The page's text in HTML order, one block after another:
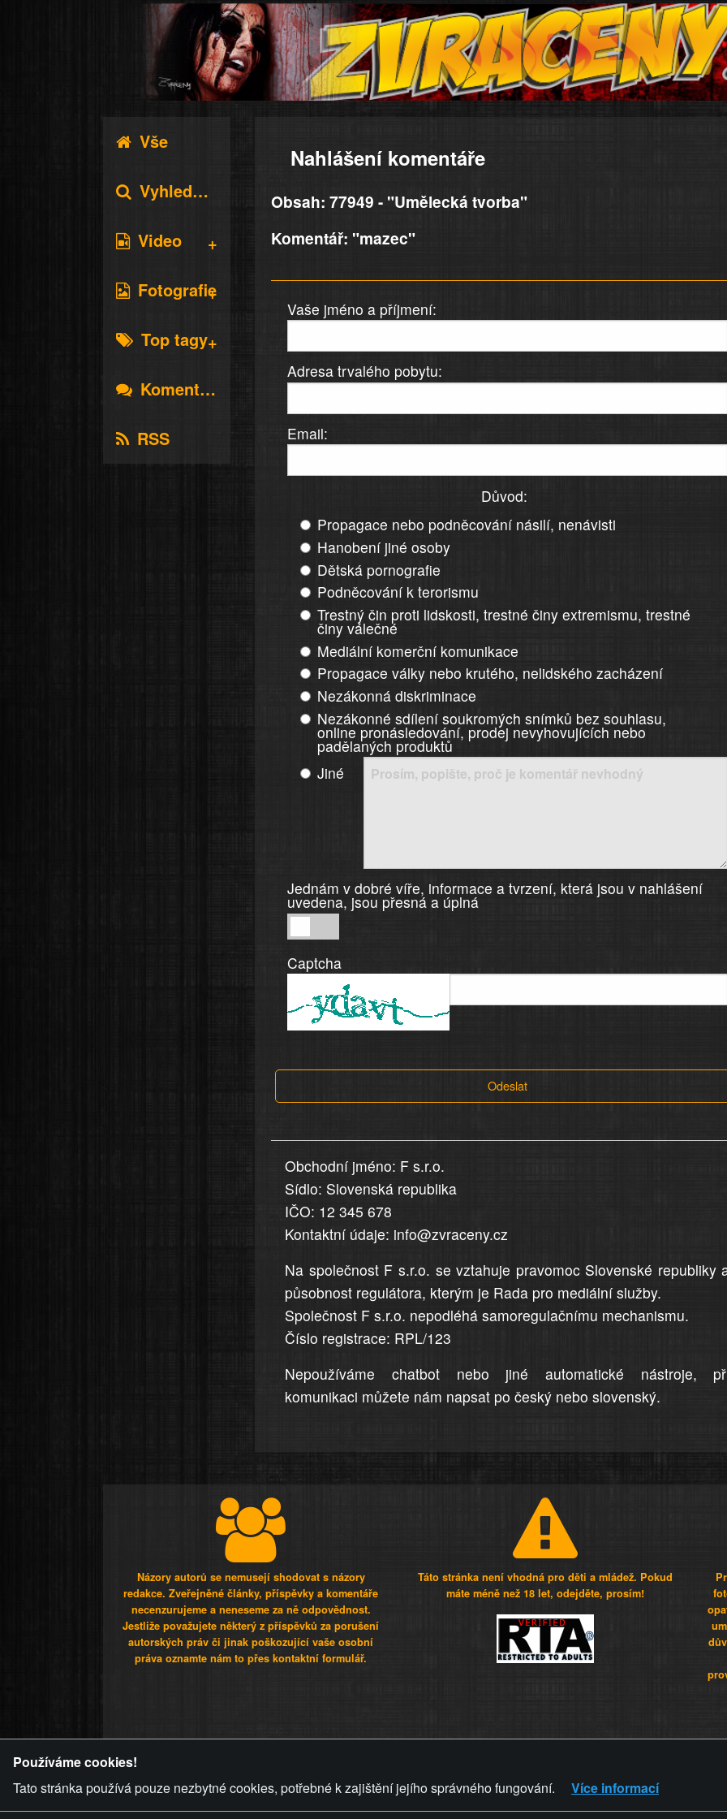
Vše
Vyhledávání
Video
Fotografie
Top tagy
Komentáře
RSS
Nahlášení komentáře
Obsah: 77949 - "Umělecká tvorba"
Komentář: "mazec"
Vaše jméno a příjmení:
Adresa trvalého pobytu:
Email:
Důvod:
Propagace nebo podněcování násilí, nenávisti
Hanobení jiné osoby
Dětská pornografie
Podněcování k terorismu
Trestný čin proti lidskosti, trestné činy extremismu, trestné
činy válečné
Mediální komerční komunikace
Propagace války nebo krutého, nelidského zacházení
Nezákonná diskriminace
Nezákonné sdílení soukromých snímků bez souhlasu,
online pronásledování, prodej nevyhovujících nebo
padělaných produktů
Jiné
Jednám v dobré víře, informace a tvrzení, která jsou v nahlášení
uvedena, jsou přesná a úplná
v
dobré
informace
v
uvedena,
jsou
přesná
a
úplná
Captcha
Odeslat
Obchodní jméno: F s.r.o.
Sídlo: Slovenská republika
IČO: 12 345 678
Kontaktní údaje: info@zvraceny.cz
Na společnost F s.r.o. se vztahuje pravomoc Slovenské republiky
působnost regulátora, kterým je Rada pro mediální služby.
Společnost F s.r.o. nepodléhá samoregulačnímu mechanismu.
Číslo registrace: RPL/123
Nepoužíváme chatbot nebo jiné automatické nástroje,
komunikaci můžete nám napsat po český nebo slovenský.
Názory autorů se nemusejí shodovat s názory
redakce. Zveřejněné články, příspěvky a komentáře
necenzurujeme a neneseme za ně odpovědnost.
Jestliže považujete některý z příspěvků za porušení
autorských práv či jinak poškozující vaše osobní
práva oznamte nám to přes kontaktní formulář.
Táto stránka není vhodná pro děti a mládež. Pokud
máte méně než 18 let, odejděte, prosím!
ZVRÁCENÝ.CZ PRAVIDLA A
Používáme cookies!
Tato stránka používá pouze nezbytné cookies, potřebné k zajištění jejího správného fungování.
Více informací